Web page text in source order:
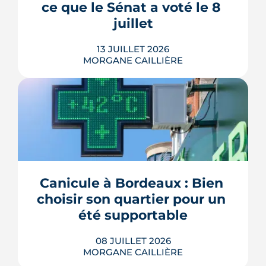
police et de la gendarmerie, mon...
LIRE L'ARTICLE
ce que le Sénat a voté le 8
juillet
13 JUILLET 2026
MORGANE CAILLIÈRE
Passoires thermiques louables sous
conditions, amortissement Jeanbrun
étendu, ANRU 3 doté de 5 milliards
d'euros, permis dérogatoires, maires
Sénat a voté le 8 juillet un texte qui
touche à tous les étages de la politique
du logement. Décryptage mesur...
LIRE L'ARTICLE
Canicule à Bordeaux : Bien
choisir son quartier pour un
été supportable
08 JUILLET 2026
MORGANE CAILLIÈRE